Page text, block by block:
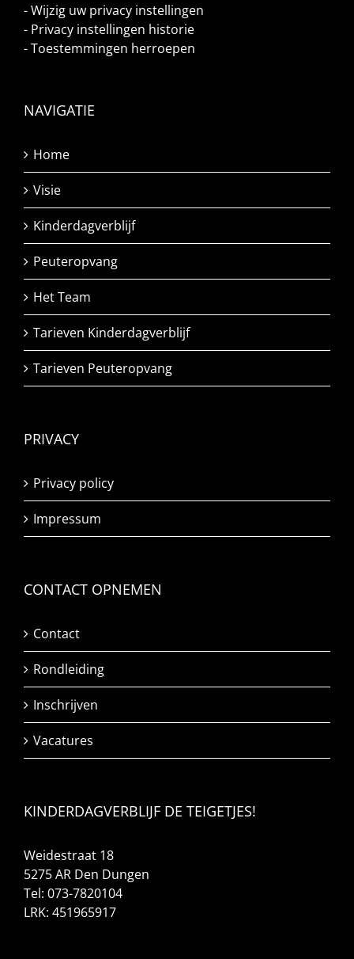
-Wijzig uw privacy instellingen
- Privacy instellingen historie
-Toestemmingen herroepen
NAVIGATIE
Home
Visie
Kinderdagverblijf
Peuteropvang
Het Team
Tarieven Kinderdagverblijf
Tarieven Peuteropvang
PRIVACY
Privacy policy
Impressum
CONTACT OPNEMEN
Contact
Rondleiding
Inschrijven
Vacatures
KINDERDAGVERBLIJF DE TEIGETJES!
Weidestraat 18
5275 AR Den Dungen
Tel: 073-7820104
LRK: 451965917